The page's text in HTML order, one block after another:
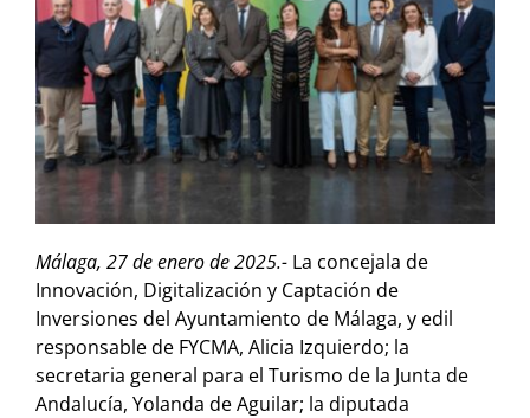
Málaga, 27 de enero de 2025.- La concejala de
Innovación, Digitalización y Captación de
Inversiones del Ayuntamiento de Málaga, y edil
responsable de FYCMA, Alicia Izquierdo; la
secretaria general para el Turismo de la Junta de
Andalucía, Yolanda de Aguilar; la diputada